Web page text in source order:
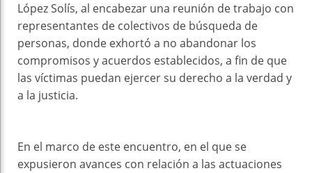
López Solís, al encabezar una reunión de trabajo con
representantes de colectivos de búsqueda de
personas, donde exhortó a no abandonar los
compromisos y acuerdos establecidos, a fin de que
las víctimas puedan ejercer su derecho a la verdad y
a la justicia.
En el marco de este encuentro, en el que se
expusieron avances con relación a las actuaciones